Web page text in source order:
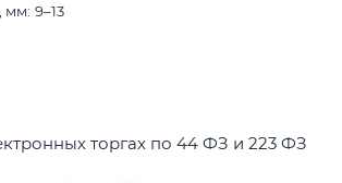
мм: 9–13
торгах по 44 ФЗ и 223 ФЗ